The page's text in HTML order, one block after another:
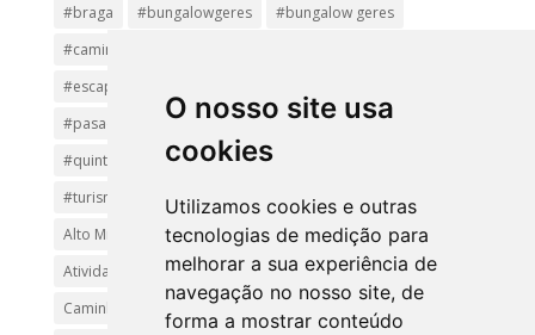
O nosso site usa
cookies
Utilizamos cookies e outras
tecnologias de medição para
melhorar a sua experiência de
navegação no nosso site, de
forma a mostrar conteúdo
#braga
#bungalowgeres
#bungalow geres
#caminhadas
#escapadinha
#pasadiços
#passadiçosdovez
#penedageres
#quintalamosa
#religião
#turismoreligioso
#turismorural
#vianadocastelo
Alto Minho
Arcos de Valdevez.
Arcos Valdevez
Atividades e Passeios
aventura
Caminhadas e Passeio
Caminho de Santiago
Caminho Minhoto Ribeiro